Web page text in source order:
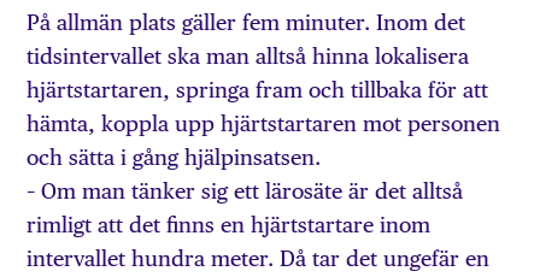
På allmän plats gäller fem minuter. Inom det
tidsintervallet ska man alltså hinna lokalisera
hjärtstartaren, springa fram och tillbaka för att
hämta, koppla upp hjärtstartaren mot personen
och sätta i gång hjälpinsatsen.
– Om man tänker sig ett lärosäte är det alltså
rimligt att det finns en hjärtstartare inom
intervallet hundra meter. Då tar det ungefär en